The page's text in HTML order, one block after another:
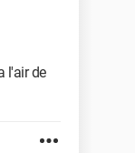
l'air de